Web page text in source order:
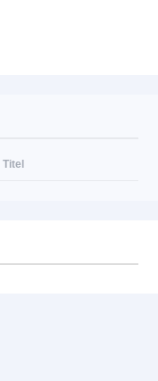
Titel